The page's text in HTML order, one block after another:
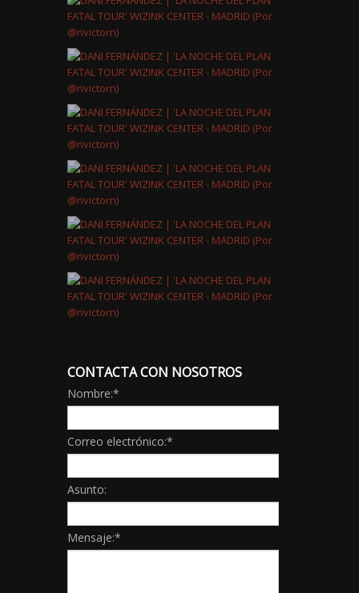
CONTACTA CON NOSOTROS
Nombre:*
Correo electrónico:*
Asunto:
Mensaje:*